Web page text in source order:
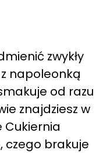
zwykły
napoleonką
od razu
znajdziesz w
Cukiernia
czego brakuje